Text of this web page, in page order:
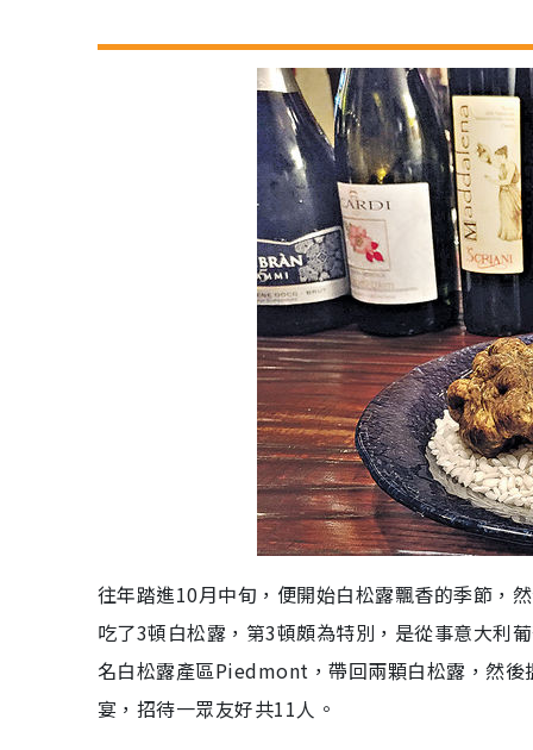
往年踏進10月中旬，便開始白松露飄香的季節，
吃了3頓白松露，第3頓頗為特別，是從事意大利
名白松露產區Piedmont，帶回兩顆白松露，然
宴，招待一眾友好共11人。